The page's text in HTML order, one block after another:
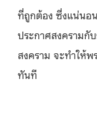
ที่ถูกต้อง ซึ่งแน่นอ
ประกาศสงครามกั
สงคราม จะทำให้
ทันที